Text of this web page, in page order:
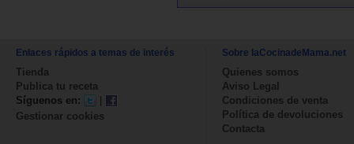
Enlaces rápidos a temas de interés
Tienda
Publica tu receta
Síguenos en:
|
Gestionar cookies
Sobre laCocinadeMama.net
Quienes somos
Aviso Legal
Condiciones de venta
Política de devoluciones
Contacta